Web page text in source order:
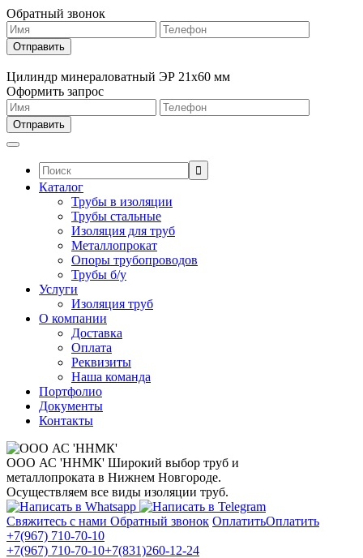
Обратный звонок
Цилиндр минераловатный ЭР 21х60 мм
Оформить запрос
Поиск:
Каталог
Трубы в изоляции
Трубы стальные
Изоляция для труб
Металлопрокат
Опоры трубопроводов
Трубы б/у
Услуги
Изоляция труб
О компании
Доставка
Оплата
Реквизиты
Наша команда
Портфолио
Документы
Контакты
ООО АС 'ННМК' Широкий выбор труб и
металлопроката в Нижнем Новгороде.
Осуществляем все виды изоляции труб.
Свяжитесь с нами Обратный звонок ОплатитьОплатить
+7(967) 710-70-10
+7(967) 710-70-10+7(831)260-12-24